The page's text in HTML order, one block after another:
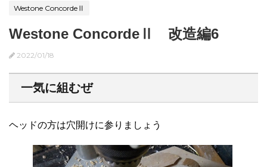
Westone ConcordeⅡ
Westone ConcordeⅡ 改造編6
2022/01/18
一気に組むぜ
ヘッドの方は穴開けに参りましょう